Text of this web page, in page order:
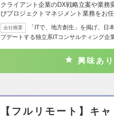
クライアント企業のDX戦略立案や業務
びプロジェクトマネジメント業務をお
会社概要
「ITで、地方創生」を掲げ、日
プデートする独立系ITコンサルティング企
興味あり
【フルリモート】キ